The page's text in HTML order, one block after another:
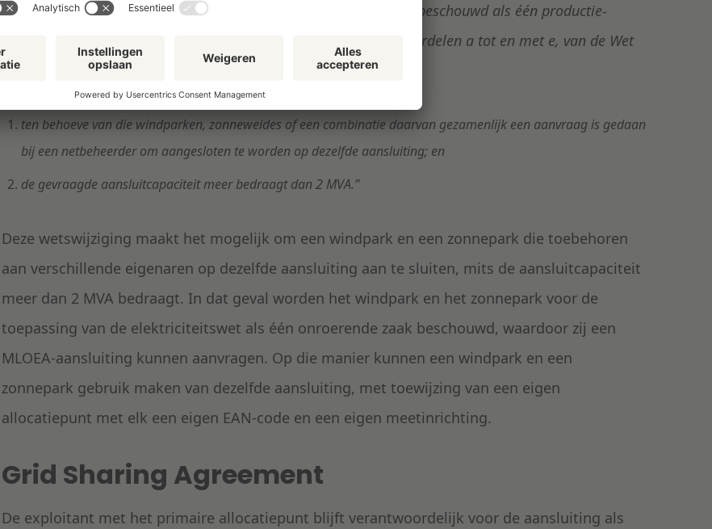
bevinden, samen met het bijbehorende stelsel van verbindingen, beschouwd als één productie-
installatie en één onroerende zaak als bedoeld in artikel 16, onderdelen a tot en met e, van de Wet
waardering onroerende zaken, indien:
ten behoeve van die windparken, zonneweides of een combinatie daarvan gezamenlijk een aanvraag is gedaan
bij een netbeheerder om aangesloten te worden op dezelfde aansluiting; en
de gevraagde aansluitcapaciteit meer bedraagt dan 2 MVA.”
Deze wetswijziging maakt het mogelijk om een windpark en een zonnepark die toebehoren
aan verschillende eigenaren op dezelfde aansluiting aan te sluiten, mits de aansluitcapaciteit
meer dan 2 MVA bedraagt. In dat geval worden het windpark en het zonnepark voor de
toepassing van de elektriciteitswet als één onroerende zaak beschouwd, waardoor zij een
MLOEA-aansluiting kunnen aanvragen. Op die manier kunnen een windpark en een
zonnepark gebruik maken van dezelfde aansluiting, met toewijzing van een eigen
allocatiepunt met elk een eigen EAN-code en een eigen meetinrichting.
Grid Sharing Agreement
De exploitant met het primaire allocatiepunt blijft verantwoordelijk voor de aansluiting als